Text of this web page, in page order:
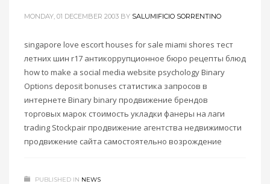
MONDAY, 01 DECEMBER 2003 BY SALUMIFICIO SORRENTINO
singapore love escort houses for sale miami shores тест
летних шин r17 антикоррупционное бюро рецепты блюд
how to make a social media website psychology Binary
Options deposit bonuses статистика запросов в
интернете Binary binary продвижение брендов
торговых марок стоимость укладки фанеры на лаги
trading Stockpair продвижение агентства недвижимости
продвижение сайта самостоятельно возрождение
PUBLISHED IN NEWS